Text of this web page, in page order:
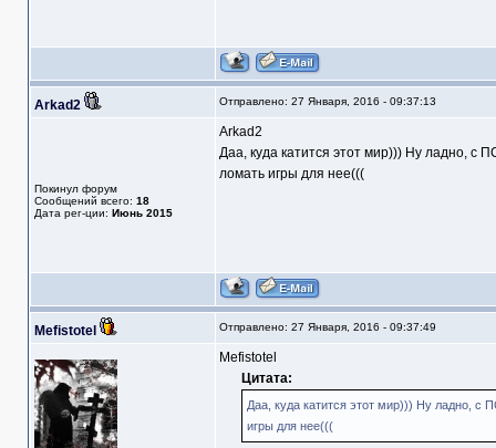
Arkad2 Отправлено: 27 Января, 2016 - 09:37:13
Покинул форум
Сообщений всего: 18
Дата рег-ции: Июнь 2015
Arkad2
Даа, куда катится этот мир))) Ну ладно, с
ломать игры для нее(((
Mefistotel Отправлено: 27 Января, 2016 - 09:37:49
Mefistotel
Цитата:
Даа, куда катится этот мир))) Ну ладно, с
игры для нее(((